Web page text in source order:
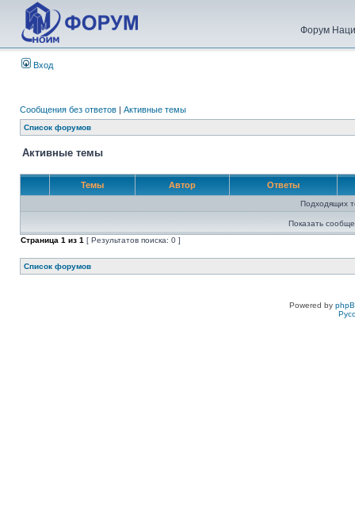
Форум
Вход
Сообщения без ответов | Активные темы
Список форумов
Активные темы
Темы Автор Ответы
Подходящих
Показать
Страница 1 из 1 [ Результатов поиска: 0 ]
Список форумов
Powered by